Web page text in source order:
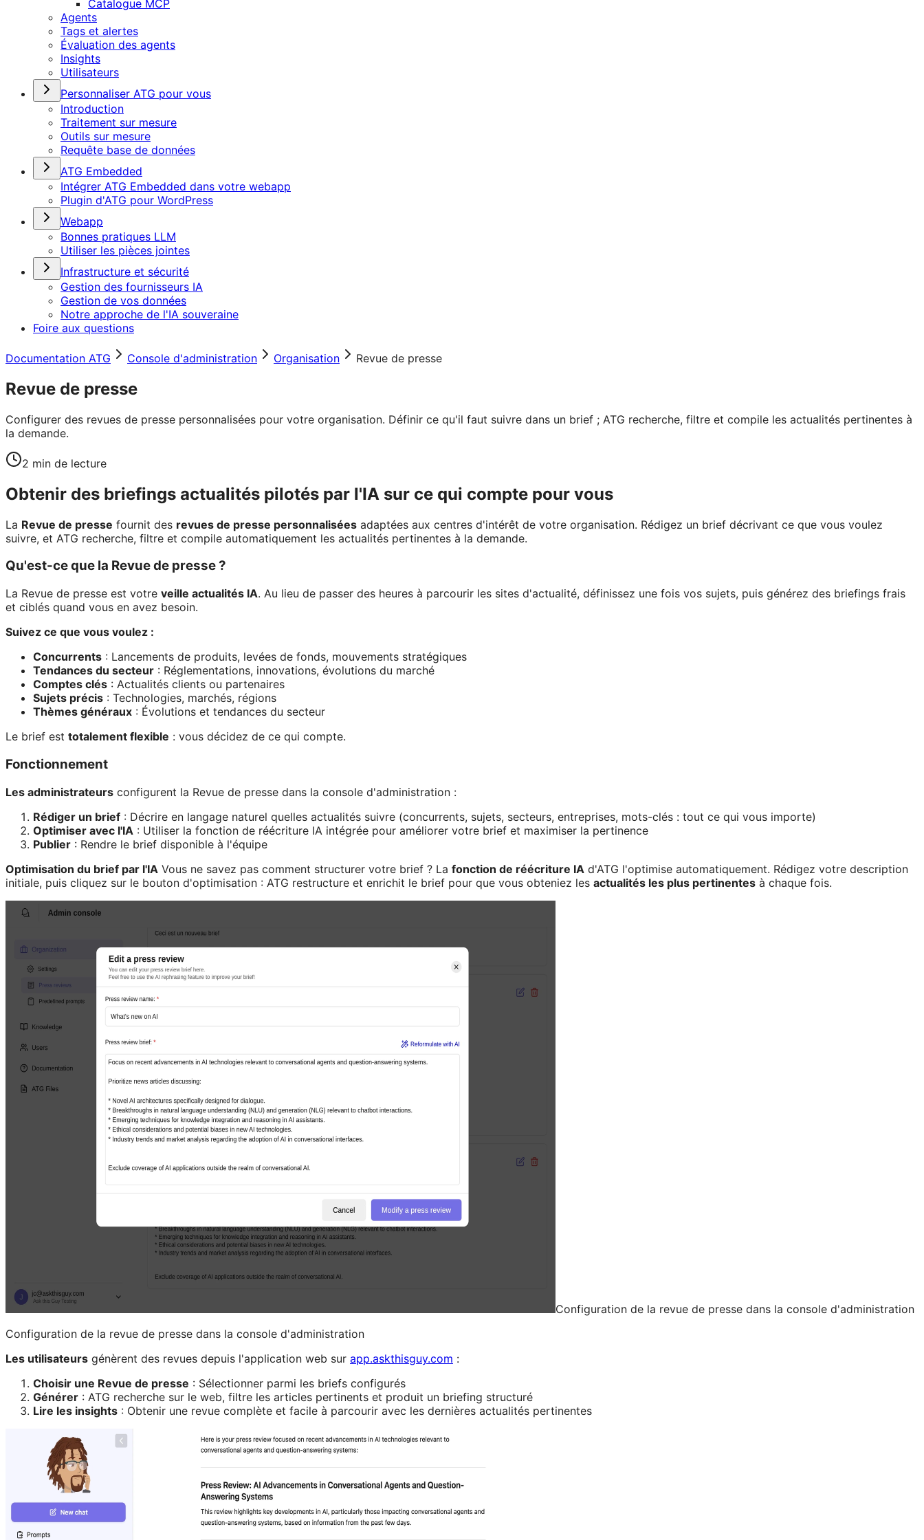
Catalogue MCP
Agents
Tags et alertes
Évaluation des agents
Insights
Utilisateurs
Personnaliser ATG pour vous
Introduction
Traitement sur mesure
Outils sur mesure
Requête base de données
ATG Embedded
Intégrer ATG Embedded dans votre webapp
Plugin d'ATG pour WordPress
Webapp
Bonnes pratiques LLM
Utiliser les pièces jointes
Infrastructure et sécurité
Gestion des fournisseurs IA
Gestion de vos données
Notre approche de l'IA souveraine
Foire aux questions
Documentation ATG Console d'administration Organisation Revue de presse
Revue de presse
Configurer des revues de presse personnalisées pour votre organisation. Définir ce qu'il faut suivre dans un brief ; ATG recherche, filtre et compile les actualités pertinentes à
la demande.
2 min de lecture
Obtenir des briefings actualités pilotés par l'IA sur ce qui compte pour vous
La Revue de presse fournit des revues de presse personnalisées adaptées aux centres d'intérêt de votre organisation. Rédigez un brief décrivant ce que vous voulez
suivre, et ATG recherche, filtre et compile automatiquement les actualités pertinentes à la demande.
Qu'est-ce que la Revue de presse ?
La Revue de presse est votre veille actualités IA. Au lieu de passer des heures à parcourir les sites d'actualité, définissez une fois vos sujets, puis générez des briefings frais
et ciblés quand vous en avez besoin.
Suivez ce que vous voulez :
Concurrents : Lancements de produits, levées de fonds, mouvements stratégiques
Tendances du secteur : Réglementations, innovations, évolutions du marché
Comptes clés : Actualités clients ou partenaires
Sujets précis : Technologies, marchés, régions
Thèmes généraux : Évolutions et tendances du secteur
Le brief est totalement flexible : vous décidez de ce qui compte.
Fonctionnement
Les administrateurs configurent la Revue de presse dans la console d'administration :
Rédiger un brief : Décrire en langage naturel quelles actualités suivre (concurrents, sujets, secteurs, entreprises, mots-clés : tout ce qui vous importe)
Optimiser avec l'IA : Utiliser la fonction de réécriture IA intégrée pour améliorer votre brief et maximiser la pertinence
Publier : Rendre le brief disponible à l'équipe
Optimisation du brief par l'IA Vous ne savez pas comment structurer votre brief ? La fonction de réécriture IA d'ATG l'optimise automatiquement. Rédigez votre description
initiale, puis cliquez sur le bouton d'optimisation : ATG restructure et enrichit le brief pour que vous obteniez les actualités les plus pertinentes à chaque fois.
Configuration de la revue de presse dans la console d'administration
Configuration de la revue de presse dans la console d'administration
Les utilisateurs génèrent des revues depuis l'application web sur app.askthisguy.com :
Choisir une Revue de presse : Sélectionner parmi les briefs configurés
Générer : ATG recherche sur le web, filtre les articles pertinents et produit un briefing structuré
Lire les insights : Obtenir une revue complète et facile à parcourir avec les dernières actualités pertinentes